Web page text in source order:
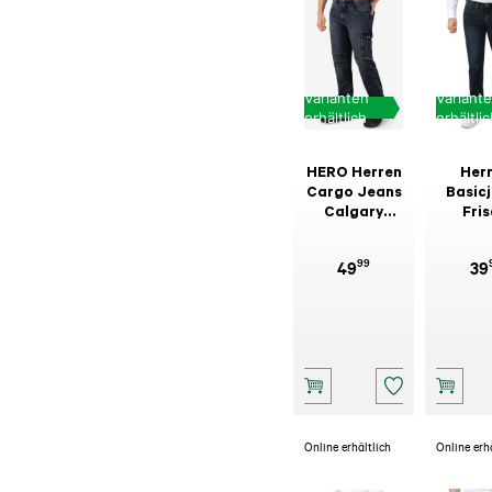
Varianten
erhältlich
HERO Herren
Cargo Jeans
Calgary
4999 39
Online erhältlich Online